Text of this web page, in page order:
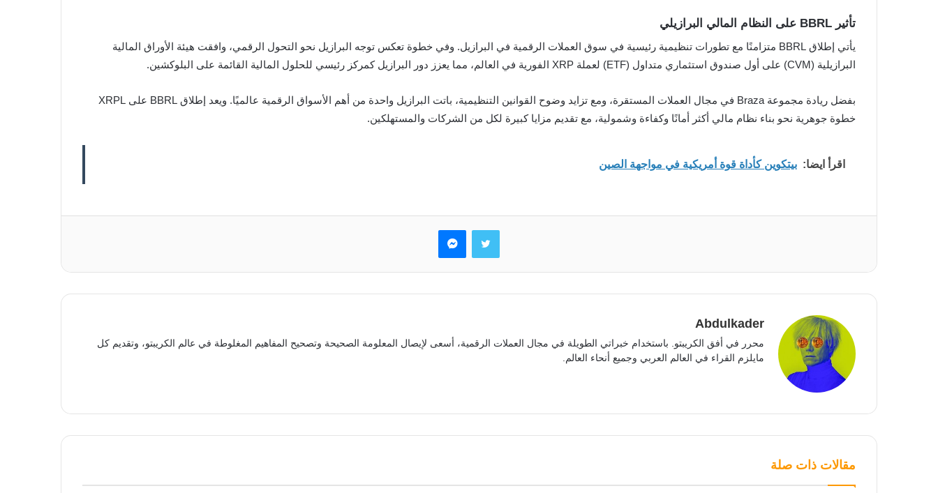
تأثير BBRL على النظام المالي البرازيلي
يأتي إطلاق BBRL متزامنًا مع تطورات تنظيمية رئيسية في سوق العملات الرقمية في البرازيل. وفي خطوة تعكس توجه البرازيل نحو التحول الرقمي، وافقت هيئة الأوراق المالية
البرازيلية (CVM) على أول صندوق استثماري متداول (ETF) لعملة XRP الفورية في العالم، مما يعزز دور البرازيل كمركز رئيسي للحلول المالية القائمة على البلوكشين.
بفضل ريادة مجموعة Braza في مجال العملات المستقرة، ومع تزايد وضوح القوانين التنظيمية، باتت البرازيل واحدة من أهم الأسواق الرقمية عالميًا. ويعد إطلاق BBRL على XRPL
خطوة جوهرية نحو بناء نظام مالي أكثر أمانًا وكفاءة وشمولية، مع تقديم مزايا كبيرة لكل من الشركات والمستهلكين.
اقرأ ايضا: بيتكوين كأداة قوة أمريكية في مواجهة الصين
تويتر ماسنجر
Abdulkader
محرر في أفق الكريبتو. باستخدام خبراتي الطويلة في مجال العملات الرقمية، أسعى لإيصال المعلومة الصحيحة وتصحيح المفاهيم المغلوطة في عالم الكريبتو، وتقديم كل
مايلزم القراء في العالم العربي وجميع أنحاء العالم.
مقالات ذات صلة